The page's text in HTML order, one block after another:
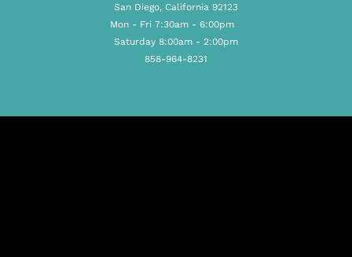
San Diego, California 92123
Mon - Fri 7:30am - 6:00pm
Saturday 8:00am - 2:00pm
858-964-8231